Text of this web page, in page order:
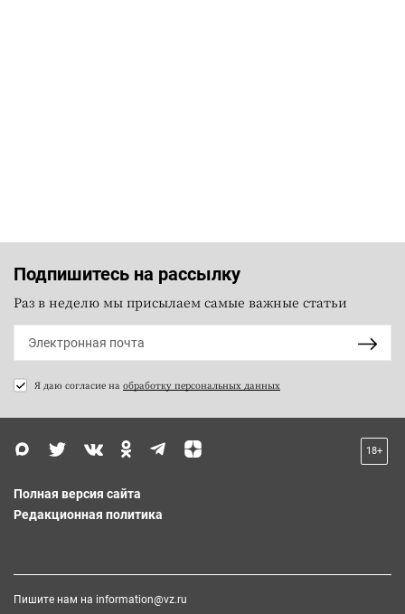
Подпишитесь на рассылку
Раз в неделю мы присылаем самые важные статьи
Я даю согласие на обработку персональных данных
18+
Полная версия сайта
Редакционная политика
Пишите нам на information@vz.ru